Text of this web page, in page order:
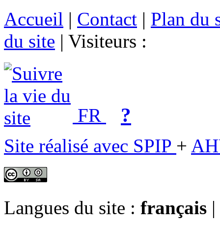
Accueil | Contact | Plan du
du site | Visiteurs :
FR ?
Site réalisé avec SPIP +
Langues du site : français |